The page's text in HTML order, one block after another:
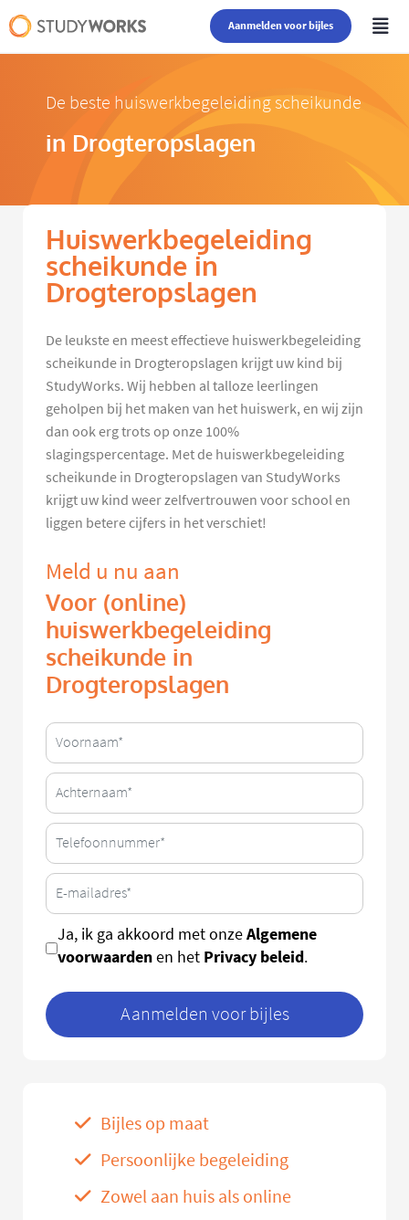
Aanmelden voor bijles
De beste huiswerkbegeleiding scheikunde
in Drogteropslagen
Huiswerkbegeleiding
scheikunde in
Drogteropslagen
De leukste en meest effectieve huiswerkbegeleiding
scheikunde in Drogteropslagen krijgt uw kind bij
StudyWorks. Wij hebben al talloze leerlingen
geholpen bij het maken van het huiswerk, en wij zijn
dan ook erg trots op onze 100%
slagingspercentage. Met de huiswerkbegeleiding
scheikunde in Drogteropslagen van StudyWorks
krijgt uw kind weer zelfvertrouwen voor school en
liggen betere cijfers in het verschiet!
Meld u nu aan
Voor (online)
huiswerkbegeleiding
scheikunde in
Drogteropslagen
Ja, ik ga akkoord met onzeAlgemene
voorwaardenen het Privacy beleid.
Aanmelden voor bijles
Bijles op maat
Persoonlijke begeleiding
Zowel aan huis als online